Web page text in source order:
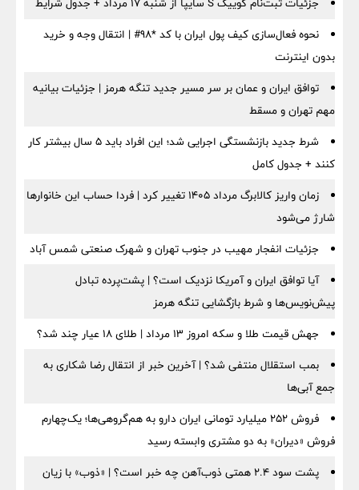
نحوه فعال‌سازی کیف پول ایران با کد *98# | انتقال وجه و خرید
بدون اینترنت
توافق ایران و عمان بر سر مسیر جدید تنگه هرمز | جزئیات بیانیه
مهم تهران و مسقط
شرط جدید بازنشستگی اجرایی شد؛ این افراد باید ۵ سال بیشتر کار
کنند + جدول کامل
زمان واریز کالابرگ مرداد ۱۴۰۵ تغییر کرد | فردا حساب این خانوارها
شارژ می‌شود
جزئیات انفجار مهیب در جنوب تهران و شهرک صنعتی شمس آباد
آیا توافق ایران و آمریکا نزدیک است؟ | پشت‌پرده تبادل
پیش‌نویس‌ها و شرط بازگشایی تنگه هرمز
جهش قیمت طلا و سکه امروز ۱۳ مرداد | طلای ۱۸ عیار چند شد؟
بمب استقلال منتفی شد؟ | آخرین خبر از انتقال رضا شکاری به
جمع آبی‌ها
فروش ۲۵۲ میلیارد تومانی ایران دارو به هم‌گروهی‌ها؛ یک‌چهارم
فروش «دیران» به دو مشتری وابسته رسید
پشت سود ۲.۴ همتی ذوب‌آهن چه خبر است؟ | «ذوب» با زیان